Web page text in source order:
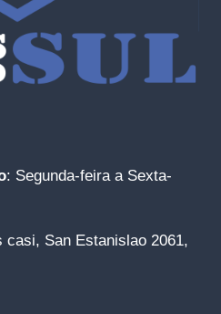
: Segunda-feira a Sexta-
casi, San Estanislao 2061,